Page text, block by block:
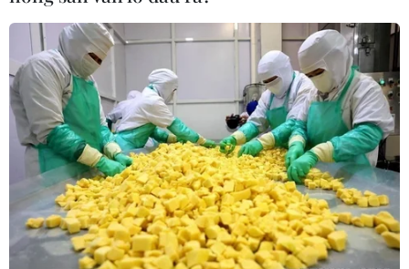
châu Á ca ngợi chiến thắng của tuyển
Việt Nam
07/08/2026 22:58
HLV Kim Sang-sik: 'Tôi mong Đình
Bắc vươn xa hơn tầm Đông Nam Á'
07/08/2026 16:54
ASEAN Cup 2026: Tuyển Việt Nam